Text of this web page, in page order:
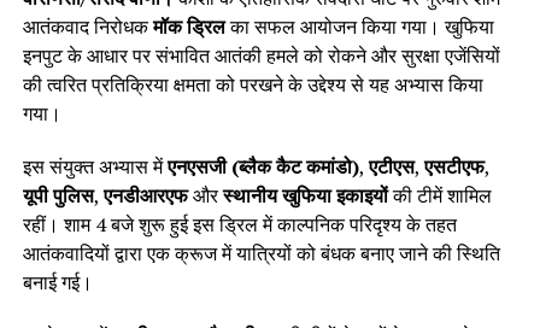
आतंकवाद निरोधकमॉक ड्रिलका सफल आयोजन किया गया। खुफिया
इनपुट के आधार पर संभावित आतंकी हमले को रोकने और सुरक्षा एजेंसियों
की त्वरित प्रतिक्रिया क्षमता को परखने के उद्देश्य से यह अभ्यास किया
गया।
इस संयुक्त अभ्यास मेंएनएसजी (ब्लैक कैट कमांडो),एटीएस,एसटीएफ,
यूपी पुलिस,एनडीआरएफऔरस्थानीय खुफिया इकाइयोंकी टीमें शामिल
रहीं। शाम 4 बजे शुरू हुई इस ड्रिल में काल्पनिक परिदृश्य के तहत
आतंकवादियों द्वारा एक क्रूज में यात्रियों को बंधक बनाए जाने की स्थिति
बनाई गई।